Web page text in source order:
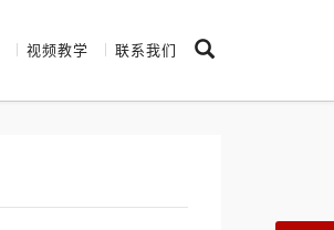
视频教学 联系我们